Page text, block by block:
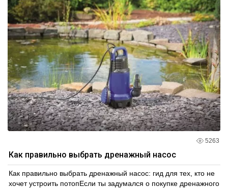
5263
Как правильно выбрать дренажный насос
Как правильно выбрать дренажный насос: гид для тех, кто не
хочет устроить потопЕсли ты задумался о покупке дренажного